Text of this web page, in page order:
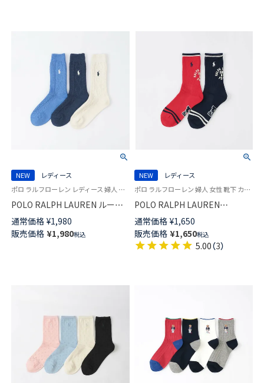
NEW
レディース
ポロ ラルフローレン レディース 婦人 女性 靴下 カジュアル 26SS
POLO RALPH LAUREN ルーズ
ケーブル クルー丈 ソックス
03207257
通常価格 ¥1,980
販売価格 ¥1,980税込
NEW
レディース
ポロ ラルフローレン 婦人 女性 靴下 カジュアル 26SS
POLO RALPH LAUREN
VARSITY POLO クルー丈 ソック
ス 03207253
通常価格 ¥1,650
販売価格 ¥1,650税込
5.00（3）